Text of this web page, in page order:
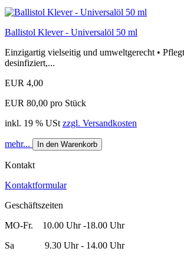
Ballistol Klever - Universalöl 50 ml
Einzigartig vielseitig und umweltgerecht •
desinfiziert,...
EUR 4,00
EUR 80,00 pro Stück
inkl. 19 % USt zzgl. Versandkosten
mehr... In den Warenkorb
Kontakt
Kontaktformular
Geschäftszeiten
MO-Fr. 10.00 Uhr -18.00 Uhr
Sa 9.30 Uhr - 14.00 Uhr